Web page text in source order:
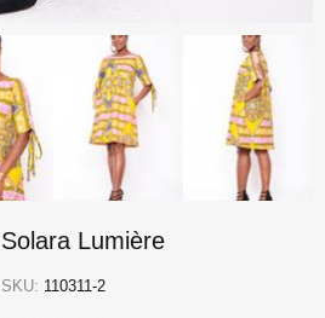
Lumière
SKU: 110311-2